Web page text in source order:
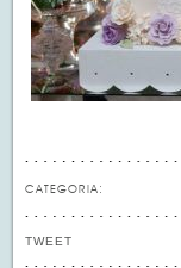
CATEGORIA:
TWEET